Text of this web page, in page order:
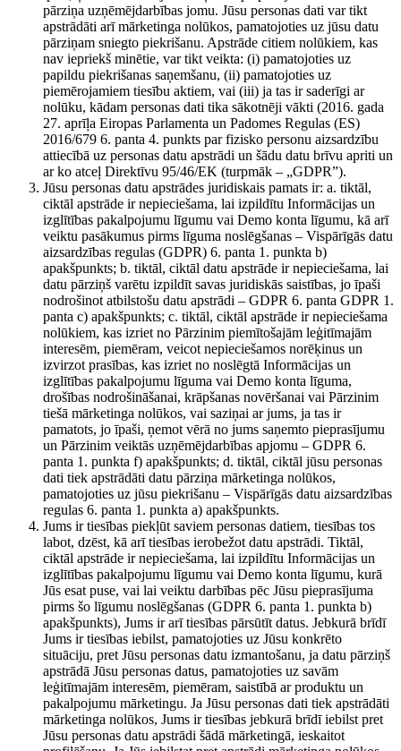
pārziņa uzņēmējdarbības jomu. Jūsu personas dati var tikt
apstrādāti arī mārketinga nolūkos, pamatojoties uz jūsu datu
pārziņam sniegto piekrišanu. Apstrāde citiem nolūkiem, kas
nav iepriekš minētie, var tikt veikta: (i) pamatojoties uz
papildu piekrišanas saņemšanu, (ii) pamatojoties uz
piemērojamiem tiesību aktiem, vai (iii) ja tas ir saderīgi ar
nolūku, kādam personas dati tika sākotnēji vākti (2016. gada
27. aprīļa Eiropas Parlamenta un Padomes Regulas (ES)
2016/679 6. panta 4. punkts par fizisko personu aizsardzību
attiecībā uz personas datu apstrādi un šādu datu brīvu apriti un
ar ko atceļ Direktīvu 95/46/EK (turpmāk – „GDPR”).
Jūsu personas datu apstrādes juridiskais pamats ir: a. tiktāl,
ciktāl apstrāde ir nepieciešama, lai izpildītu Informācijas un
izglītības pakalpojumu līgumu vai Demo konta līgumu, kā arī
veiktu pasākumus pirms līguma noslēgšanas – Vispārīgās datu
aizsardzības regulas (GDPR) 6. panta 1. punkta b)
apakšpunkts; b. tiktāl, ciktāl datu apstrāde ir nepieciešama, lai
datu pārziņš varētu izpildīt savas juridiskās saistības, jo īpaši
nodrošinot atbilstošu datu apstrādi – GDPR 6. panta GDPR 1.
panta c) apakšpunkts; c. tiktāl, ciktāl apstrāde ir nepieciešama
nolūkiem, kas izriet no Pārzinim piemītošajām leģitīmajām
interesēm, piemēram, veicot nepieciešamos norēķinus un
izvirzot prasības, kas izriet no noslēgtā Informācijas un
izglītības pakalpojumu līguma vai Demo konta līguma,
drošības nodrošināšanai, krāpšanas novēršanai vai Pārzinim
tiešā mārketinga nolūkos, vai saziņai ar jums, ja tas ir
pamatots, jo īpaši, ņemot vērā no jums saņemto pieprasījumu
un Pārzinim veiktās uzņēmējdarbības apjomu – GDPR 6.
panta 1. punkta f) apakšpunkts; d. tiktāl, ciktāl jūsu personas
dati tiek apstrādāti datu pārziņa mārketinga nolūkos,
pamatojoties uz jūsu piekrišanu – Vispārīgās datu aizsardzības
regulas 6. panta 1. punkta a) apakšpunkts.
Jums ir tiesības piekļūt saviem personas datiem, tiesības tos
labot, dzēst, kā arī tiesības ierobežot datu apstrādi. Tiktāl,
ciktāl apstrāde ir nepieciešama, lai izpildītu Informācijas un
izglītības pakalpojumu līgumu vai Demo konta līgumu, kurā
Jūs esat puse, vai lai veiktu darbības pēc Jūsu pieprasījuma
pirms šo līgumu noslēgšanas (GDPR 6. panta 1. punkta b)
apakšpunkts), Jums ir arī tiesības pārsūtīt datus. Jebkurā brīdī
Jums ir tiesības iebilst, pamatojoties uz Jūsu konkrēto
situāciju, pret Jūsu personas datu izmantošanu, ja datu pārziņš
apstrādā Jūsu personas datus, pamatojoties uz savām
leģitīmajām interesēm, piemēram, saistībā ar produktu un
pakalpojumu mārketingu. Ja Jūsu personas dati tiek apstrādāti
mārketinga nolūkos, Jums ir tiesības jebkurā brīdī iebilst pret
Jūsu personas datu apstrādi šādā mārketingā, ieskaitot